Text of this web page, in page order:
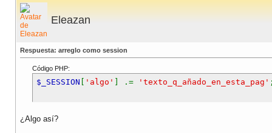
Eleazan
Respuesta: arreglo como session
Código PHP:
$_SESSION 'algo' ] .= 'texto_q_añado_en_esta_pag'
¿Algo así?